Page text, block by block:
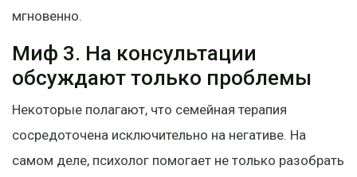
мгновенно.
Миф 3. На консультации
обсуждают только проблемы
Некоторые полагают, что семейная терапия
сосредоточена исключительно на негативе. На
самом деле, психолог помогает не только разобрать